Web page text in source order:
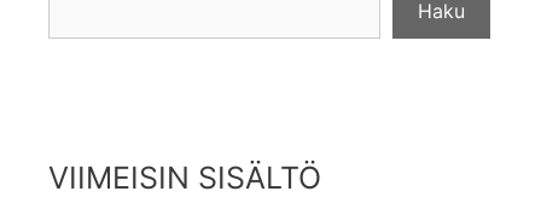
Haku
VIIMEISIN SISÄLTÖ